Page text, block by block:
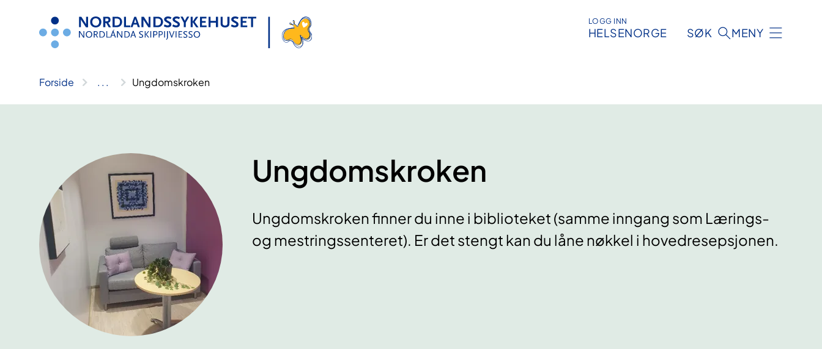
LOGG INN
HELSENORGE SØK MENY
Forside .. . Ungdomskroken
Ungdomskroken
Ungdomskroken finner du inne i biblioteket (samme inngang som Lærings-
og mestringssenteret). Er det stengt kan du låne nøkkel i hovedresepsjonen.